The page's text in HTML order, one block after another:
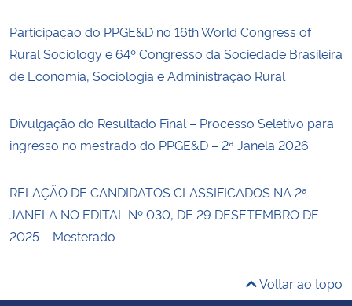
Participação do PPGE&D no 16th World Congress of
Rural Sociology e 64º Congresso da Sociedade Brasileira
de Economia, Sociologia e Administração Rural
Divulgação do Resultado Final – Processo Seletivo para
ingresso no mestrado do PPGE&D – 2ª Janela 2026
RELAÇÃO DE CANDIDATOS CLASSIFICADOS NA 2ª
JANELA NO EDITAL Nº 030, DE 29 DESETEMBRO DE
2025 – Mesterado
Voltar ao topo